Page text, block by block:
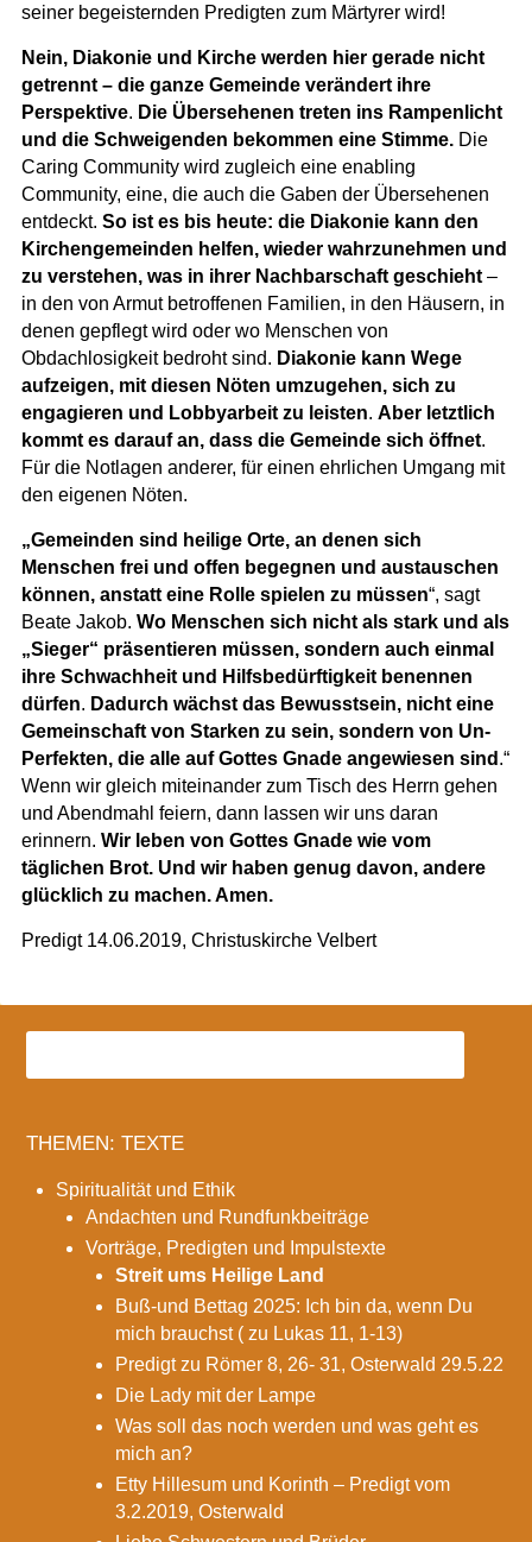
seiner begeisternden Predigten zum Märtyrer wird!
Nein, Diakonie und Kirche werden hier gerade nicht
getrennt – die ganze Gemeinde verändert ihre
Perspektive. Die Übersehenen treten ins Rampenlicht
und die Schweigenden bekommen eine Stimme.Die
Caring Community wird zugleich eine enabling
Community, eine, die auch die Gaben der Übersehenen
entdeckt. So ist es bis heute: die Diakonie kann den
Kirchengemeinden helfen, wieder wahrzunehmen und
zu verstehen, was in ihrer Nachbarschaft geschieht–
in den von Armut betroffenen Familien, in den Häusern, in
denen gepflegt wird oder wo Menschen von
Obdachlosigkeit bedroht sind. Diakonie kann Wege
aufzeigen, mit diesen Nöten umzugehen, sich zu
engagieren und Lobbyarbeit zu leisten. Aber letztlich
kommt es darauf an, dass die Gemeinde sich öffnet.
Für die Notlagen anderer, für einen ehrlichen Umgang mit
den eigenen Nöten.
„Gemeinden sind heilige Orte, an denen sich
Menschen frei und offen begegnen und austauschen
können, anstatt eine Rolle spielen zu müssen“, sagt
Beate Jakob. Wo Menschen sich nicht als stark und als
„Sieger“ präsentieren müssen, sondern auch einmal
ihre Schwachheit und Hilfsbedürftigkeit benennen
dürfen. Dadurch wächst das Bewusstsein, nicht eine
Gemeinschaft von Starken zu sein, sondern von Un-
Perfekten, die alle auf Gottes Gnade angewiesen sind .“
Wenn wir gleich miteinander zum Tisch des Herrn gehen
und Abendmahl feiern, dann lassen wir uns daran
erinnern. Wir leben von Gottes Gnade wie vom
täglichen Brot. Und wir haben genug davon, andere
glücklich zu machen. Amen.
Predigt 14.06.2019, Christuskirche Velbert
THEMEN: TEXTE
Spiritualität und Ethik
Andachten und Rundfunkbeiträge
Vorträge, Predigten und Impulstexte
Streit ums Heilige Land
Buß-und Bettag 2025: Ich bin da, wenn Du
mich brauchst ( zu Lukas 11, 1-13)
Predigt zu Römer 8, 26- 31, Osterwald 29.5.22
Die Lady mit der Lampe
Was soll das noch werden und was geht es
mich an?
Etty Hillesum und Korinth – Predigt vom
3.2.2019, Osterwald